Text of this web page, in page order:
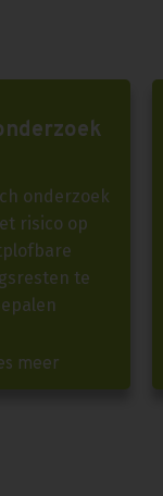
onderzoek
risico op
te
meer